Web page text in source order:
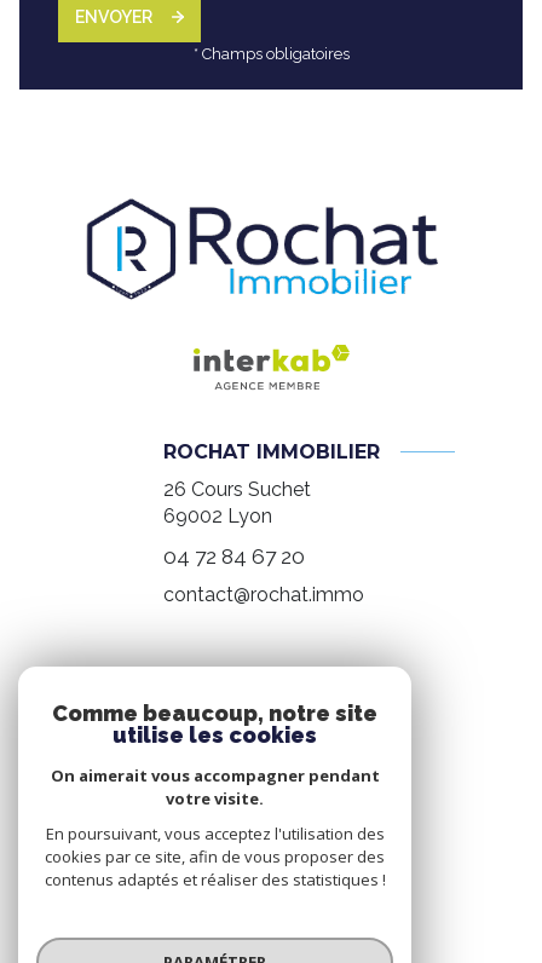
ENVOYER
* Champs obligatoires
ROCHAT IMMOBILIER
26 Cours Suchet
69002 Lyon
04 72 84 67 20
contact@rochat.immo
Nous suivre
© 2026 | Tous droits réservés
Comme beaucoup, notre site
utilise les cookies
On aimerait vous accompagner pendant
votre visite.
En poursuivant, vous acceptez l'utilisation des
cookies par ce site, afin de vous proposer des
contenus adaptés et réaliser des statistiques !